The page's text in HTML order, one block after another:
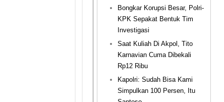
Bongkar Korupsi Besar, Polri-
KPK Sepakat Bentuk Tim
Investigasi
Saat Kuliah Di Akpol, Tito
Karnavian Cuma Dibekali
Rp12 Ribu
Kapolri: Sudah Bisa Kami
Simpulkan 100 Persen, Itu